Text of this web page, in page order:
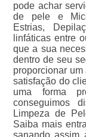
pode achar
de pele e
Estrias,
linfáticas entre
que a sua
dentro de seu
proporcionar
satisfação do
uma forma
conseguimos
Limpeza de
Saiba mais
sanando assim